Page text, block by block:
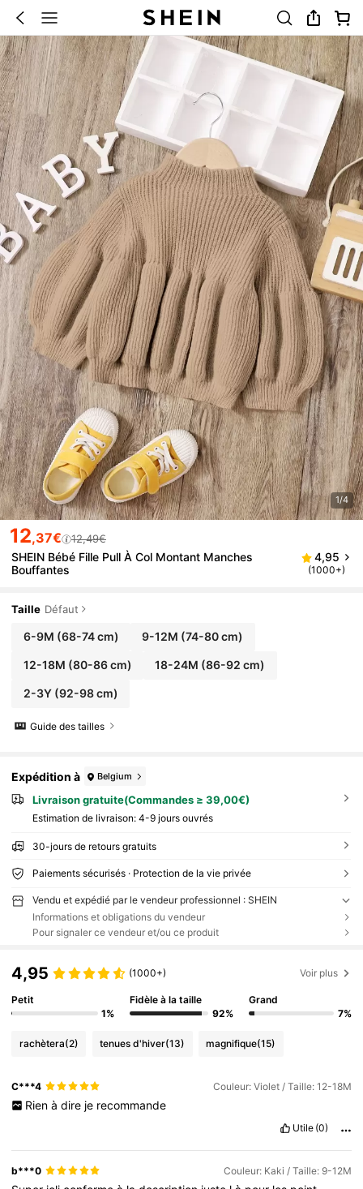
1/4
12,37€ 12,49€
SHEIN Bébé Fille Pull À Col Montant Manches
Bouffantes
4,95
(1000+)
Taille Défaut
6-9M (68-74 cm) 9-12M (74-80 cm)
12-18M (80-86 cm) 18-24M (86-92 cm)
2-3Y(92-98 cm)
Guide des tailles
Expédition à Belgium
Livraison gratuite(Commandes ≥ 39,00€)
Estimation de livraison: 4-9 jours ouvrés
30-jours de retours gratuits
Paiements sécurisés · Protection de la vie privée
Vendu et expédié par le vendeur professionnel : SHEIN
Informations et obligations du vendeur
Pour signaler ce vendeur et/ou ce produit
4,95 (1000+) Voir plus
Petit
1%
Fidèle à la taille
92%
Grand
7%
rachètera(2) tenues d'hiver(13) magnifique(15)
C***4 Couleur: Violet / Taille: 12-18M
Rien à dire je recommande
Utile (0)
b***0 Couleur: Kaki / Taille: 9-12M